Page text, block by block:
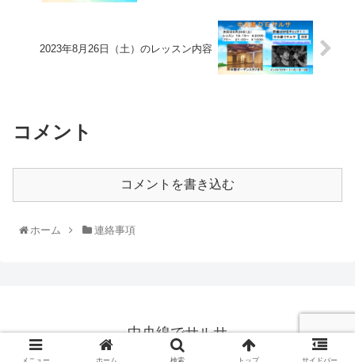
2023年8月26日（土）のレッスン内容
コメント
コメントを書き込む
ホーム 連絡事項
中央線でサルサ
© 2019 中央線でサルサ.
メニュー ホーム 検索 トップ サイドバー